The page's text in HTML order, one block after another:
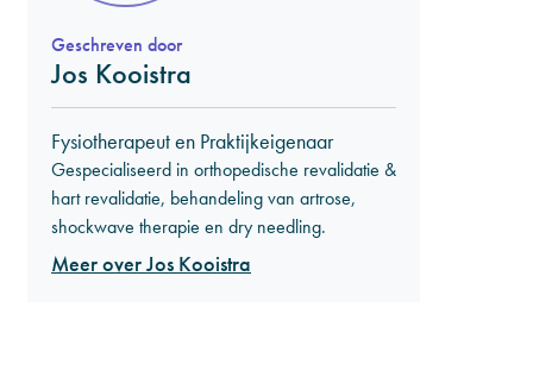
Geschreven door
Jos Kooistra
Fysiotherapeut en Praktijkeigenaar
Gespecialiseerd in orthopedische revalidatie &
hart revalidatie, behandeling van artrose,
shockwave therapie en dry needling.
Meer over Jos Kooistra